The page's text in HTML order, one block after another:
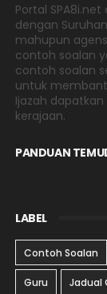
Portal
dengan
mahupun
contoh soalan
contoh soalan
untuk
Ijazah
kerajaan.
PANDUAN
LABEL
Contoh Soalan
Guru Jadual